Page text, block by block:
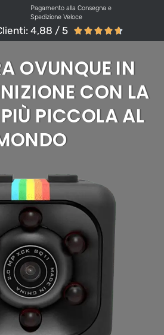
Pagamento alla Consegna e
Spedizione Veloce
4,88 / 5     
OVUNQUE IN
CON LA
PICCOLA AL